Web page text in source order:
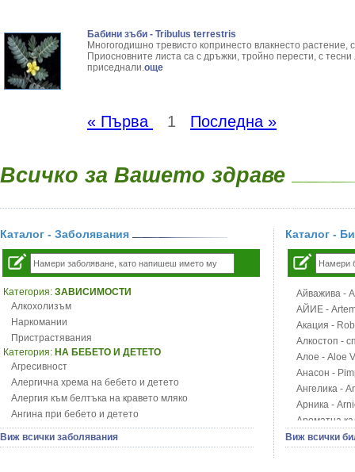
Бабини зъби - Tribulus terrestris
Многогодишно тревисто копринесто влакнесто растение,
Приосновните листа са с дръжки, тройно перести, с
при­седнали.още
« Първа 1 Последна »
Всичко за Вашето здраве
Каталог - Заболявания
Категория: ЗАВИСИМОСТИ
Алкохолизъм
Наркомании
Пристрастявания
Категория: НА БЕБЕТО И ДЕТЕТО
Агресивност
Алергична хрема на бебето и детето
Алергия към белтъка на кравето мляко
Ангина при бебето и детето
Анемия при бебето и детето
Апетит - пълни деца
Виж всички заболявания
Каталог -
Айважива -
АЙИЕ -
Акация -
Алкостоп -
Алое - Aloe
Анасон -
Ангелика -
Арника -
Ароматна
Арония -
Виж всички